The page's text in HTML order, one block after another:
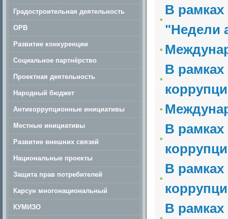
Градостроительная деятельность
ОРВ
Развитие конкуренции
Социальное партнёрство
Проектная деятельность
Народный бюджет
Антикоррупционные инициативы
Местные инициативы
Развитие внешних связей
Национальные проекты
Защита прав потребителей
Карсун многонациональный
КУМИЗО
В рамках
"Недели
В
В
В
В